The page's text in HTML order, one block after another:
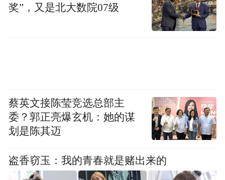
奖”，又是北大数院07级
蔡英文接陈莹竞选总部主
委？郭正亮爆玄机：她的谋
划是陈其迈
盗香窃玉：我的青春就是赌出来的